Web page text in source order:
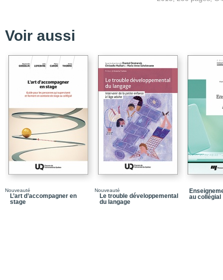
Développement de
Sens de
Réalisation et
formation
Du praticien réflexif au
concernant les milieux
Vers une écriture
Chapitre 2 –
Quel type de données
Validité, crédibilité,
Voir aussi
Nouveauté
L’art d’accompagner en
stage
Nouveauté
Le trouble développemental
du langage
au collégial